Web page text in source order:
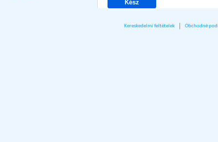
Kereskedelmi feltételek Obchodné